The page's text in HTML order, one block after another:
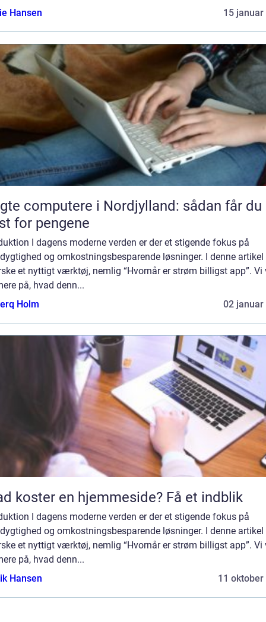
Hansen
15 januar
computere i Nordjylland: sådan får du
for pengene
I dagens moderne verden er der et stigende fokus på
og omkostningsbesparende løsninger. I denne
et nyttigt værktøj, nemlig “Hvornår er strøm billigst app”. Vi
på, hvad denn...
Holm
02 januar
koster en hjemmeside? Få et indblik
I dagens moderne verden er der et stigende fokus på
og omkostningsbesparende løsninger. I denne
et nyttigt værktøj, nemlig “Hvornår er strøm billigst app”. Vi
på, hvad denn...
Hansen
11 oktober